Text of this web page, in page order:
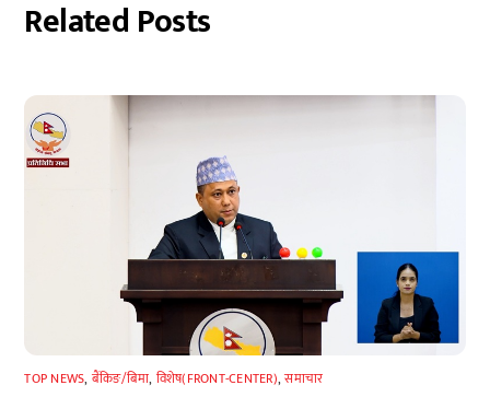
Related Posts
TOP NEWS, बैंकिङ/बिमा, विशेष(FRONT-CENTER),समाचार